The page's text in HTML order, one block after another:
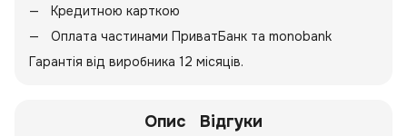
Кредитною карткою
Оплата частинами ПриватБанк та monobank
Гарантія від виробника 12 місяців.
Опис Відгуки